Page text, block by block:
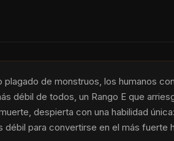
plagado de monstruos, los humanos
débil de todos, un Rango E que
despierta con una habilidad
débil para convertirse en el más fuerte